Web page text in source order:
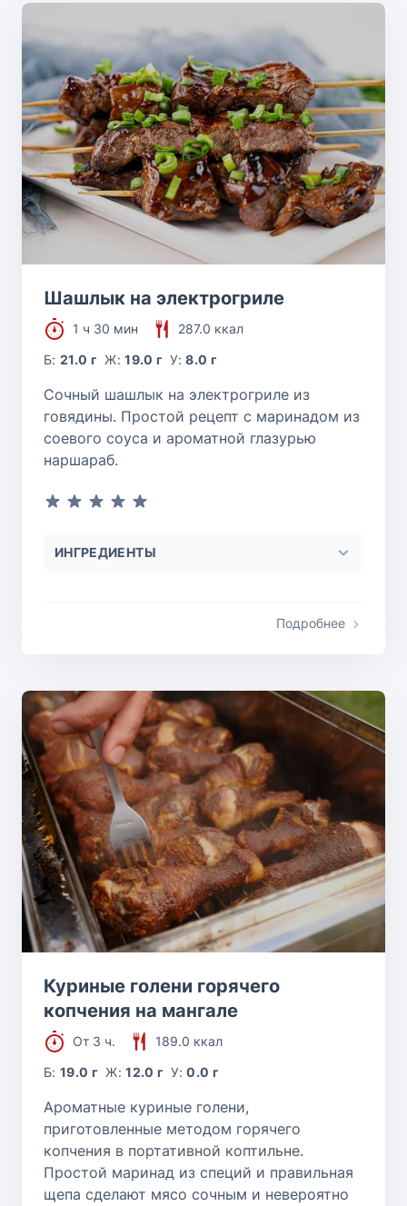
Шашлык на электрогриле
1 ч 30 мин
287.0 ккал
Б:21.0 г Ж:19.0 г У:8.0 г
Сочный шашлык на электрогриле из
говядины. Простой рецепт с маринадом из
соевого соуса и ароматной глазурью
наршараб.
ИНГРЕДИЕНТЫ
Подробнее
Куриные голени горячего
копчения на мангале
От 3 ч.
189.0 ккал
Б:19.0 г Ж:12.0 г У:0.0 г
Ароматные куриные голени,
приготовленные методом горячего
копчения в портативной коптильне.
Простой маринад из специй и правильная
щепа сделают мясо сочным и невероятно